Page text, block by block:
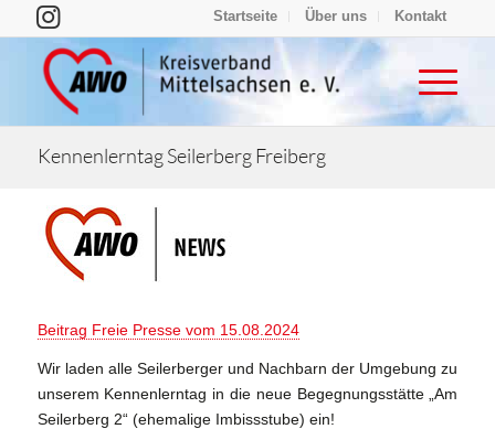
Startseite Über uns Kontakt
Kennenlerntag Seilerberg Freiberg
Beitrag Freie Presse vom 15.08.2024
Wir laden alle Seilerberger und Nachbarn der Umgebung zu
unserem Kennenlerntag in die neue Begegnungsstätte „Am
Seilerberg 2“ (ehemalige Imbissstube) ein!